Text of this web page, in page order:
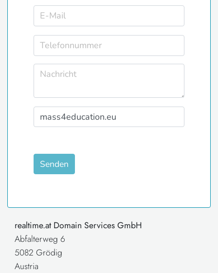
Senden
realtime.at Domain Services GmbH
Abfalterweg 6
5082 Grödig
Austria